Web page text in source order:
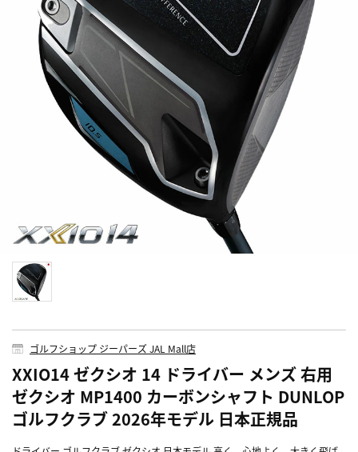
ゴルフショップ ジーパーズ JAL Mall店
XXIO14 ゼクシオ 14 ドライバー メンズ 右用
ゼクシオ MP1400 カーボンシャフト DUNLOP
ゴルフクラブ 2026年モデル 日本正規品